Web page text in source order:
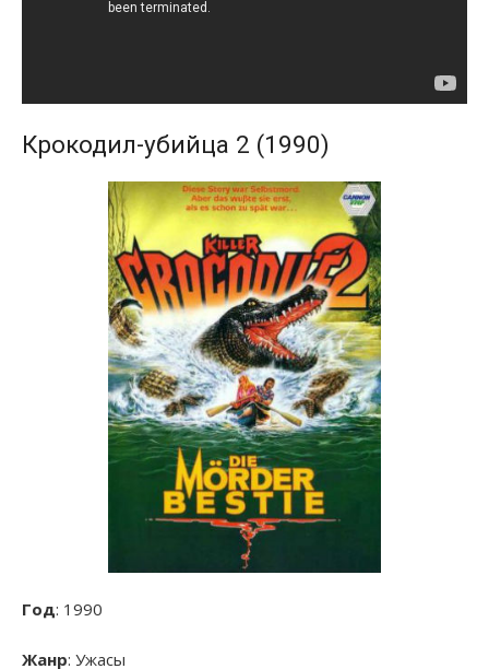
Крокодил-убийца 2 (1990)
Год: 1990
Жанр: Ужасы